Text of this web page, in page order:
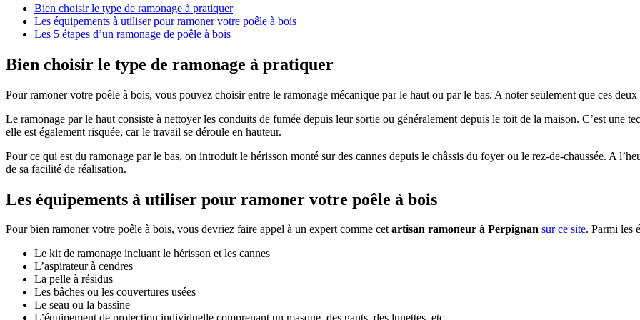
Bien choisir le type de ramonage à pratiquer
Les équipements à utiliser pour ramoner votre poêle à bois
Les 5 étapes d’un ramonage de poêle à bois
Bien choisir le type de ramonage à pratiquer
Pour ramoner votre poêle à bois, vous pouvez choisir entre le ramonage mécanique par le haut ou par le bas. A noter seulement que ces
Le ramonage par le haut consiste à nettoyer les conduits de fumée depuis leur sortie ou généralement depuis le toit de la maison. C’est une
elle est également risquée, car le travail se déroule en hauteur.
Pour ce qui est du ramonage par le bas, on introduit le hérisson monté sur des cannes depuis le châssis du foyer ou le rez-de-chaussée. A
de sa facilité de réalisation.
Les équipements à utiliser pour ramoner votre poêle à bois
Pour bien ramoner votre poêle à bois, vous devriez faire appel à un expert comme cetartisan ramoneur à Perpignan sur ce site. Parmi les
Le kit de ramonage incluant le hérisson et les cannes
L’aspirateur à cendres
La pelle à résidus
Les bâches ou les couvertures usées
Le seau ou la bassine